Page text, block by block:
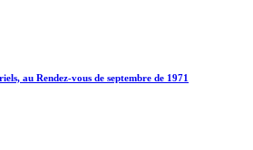
au Rendez-vous de septembre de 1971